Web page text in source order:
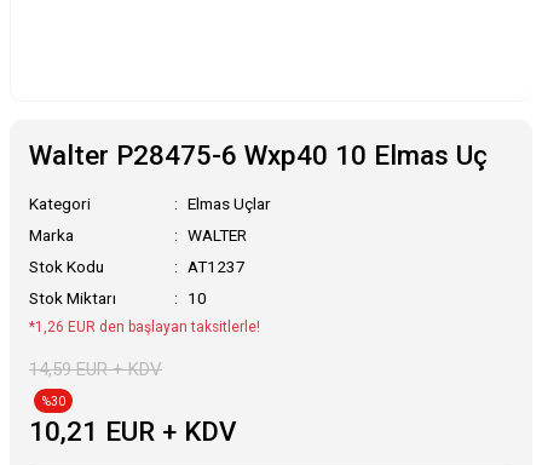
Walter P28475-6 Wxp40 10 Elmas Uç
Kategori
Elmas Uçlar
Marka
WALTER
Stok Kodu
AT1237
Stok Miktarı
10
*1,26 EUR den başlayan taksitlerle!
14,59 EUR + KDV
%30
10,21 EUR + KDV